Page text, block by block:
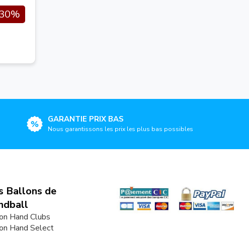
GARANTIE PRIX BAS
Nous garantissons les prix les plus bas possibles
Ballons de
Hand Clubs
Hand Select